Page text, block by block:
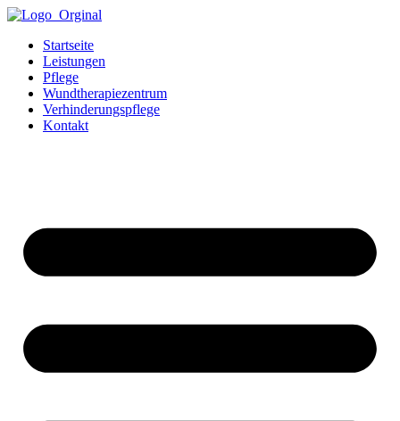
Startseite
Leistungen
Pflege
Wundtherapiezentrum
Verhinderungspflege
Kontakt